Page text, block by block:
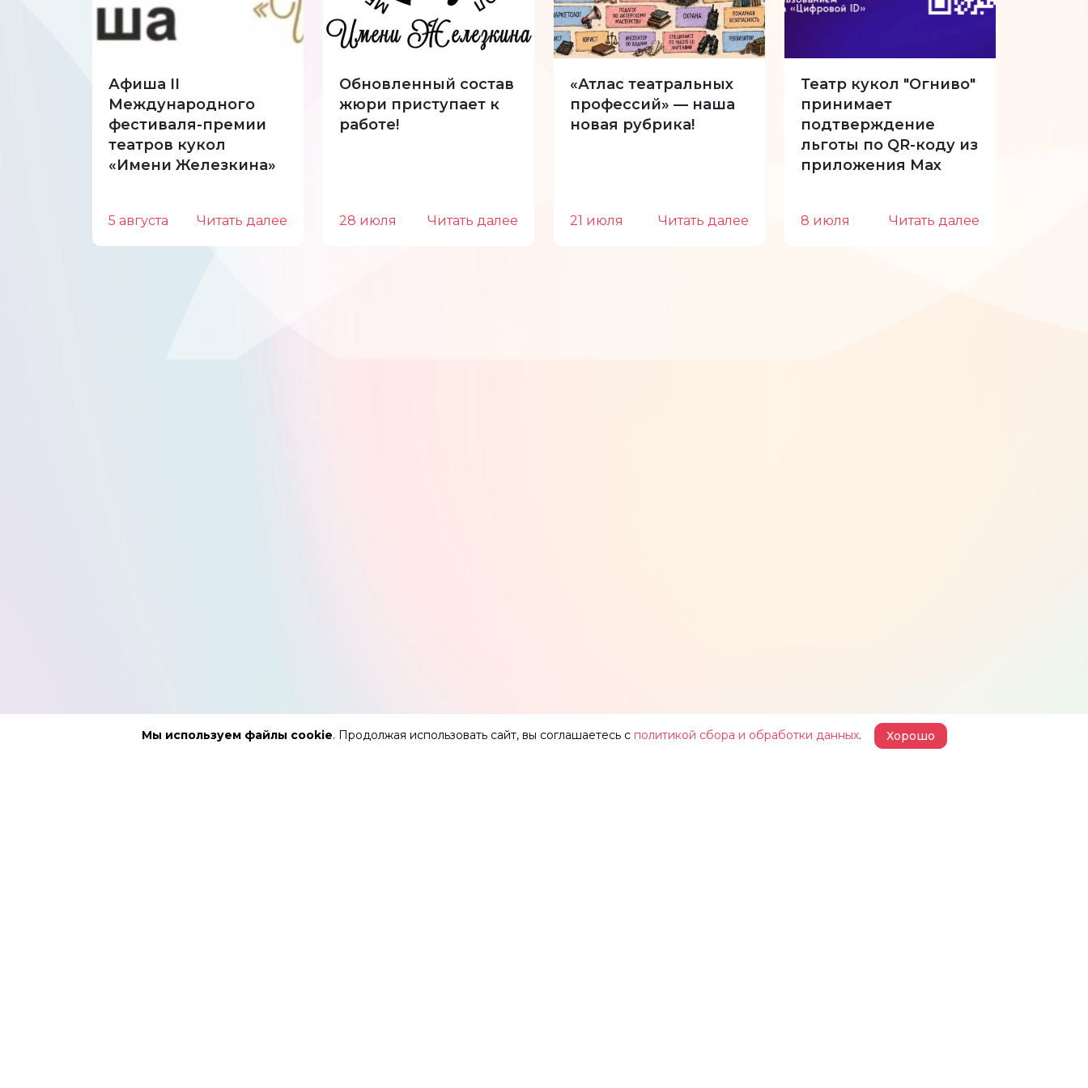
Афиша II
Международного
фестиваля-премии
театров кукол
«Имени Железкина»
5 августа Читать далее
Обновленный состав
жюри приступает к
работе!
28 июля Читать далее
«Атлас театральных
профессий» — наша
новая рубрика!
21 июля Читать далее
Театр кукол "Огниво"
принимает
подтверждение
льготы по QR-коду из
приложения Max
8 июля Читать далее
Мы используем файлы cookie. Продолжая использовать сайт, вы соглашаетесь с политикой сбора и обработки данных. Хорошо